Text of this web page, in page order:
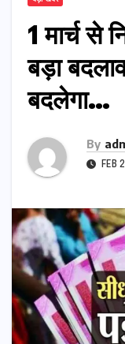
1 मार्च से
बड़ा
बदलेगा…
By
FEB